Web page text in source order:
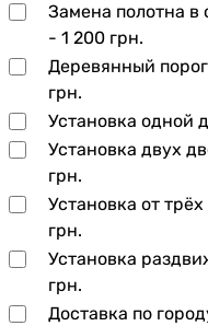
Замена полотна
-1 200 грн.
Деревянный
грн.
Установка одной
Установка двух
грн.
Установка от
грн.
Установка
грн.
Доставка по